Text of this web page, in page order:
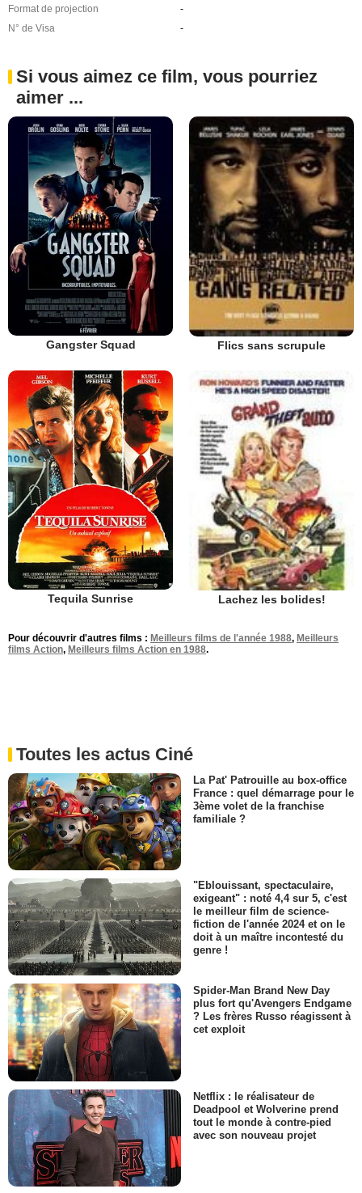
Format de projection
-
N° de Visa
-
Si vous aimez ce film, vous pourriez
aimer ...
Gangster Squad Flics sans scrupule
Tequila Sunrise Lachez les bolides!
Pour découvrir d'autres films : Meilleurs films de l'année 1988, Meilleurs
films Action, Meilleurs films Action en 1988.
Toutes les actus Ciné
La Pat' Patrouille au box-office
France : quel démarrage pour le
3ème volet de la franchise
familiale ?
"Eblouissant, spectaculaire,
exigeant" : noté 4,4 sur 5, c'est
le meilleur film de science-
fiction de l'année 2024 et on le
doit à un maître incontesté du
genre !
Spider-Man Brand New Day
plus fort qu'Avengers Endgame
? Les frères Russo réagissent à
cet exploit
Netflix : le réalisateur de
Deadpool et Wolverine prend
tout le monde à contre-pied
avec son nouveau projet